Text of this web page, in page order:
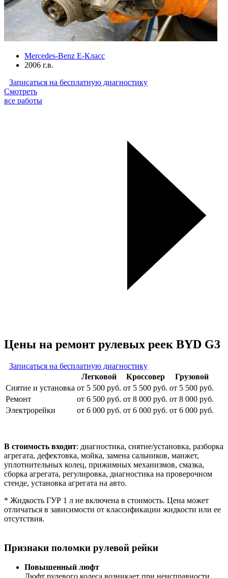
Mercedes-Benz E-Класс
2006 г.в.
Записаться на бесплатную диагностику
Смотреть
все работы
Цены на ремонт рулевых реек BYD G3
Записаться на бесплатную диагностику
Легковой
Кроссовер
Грузовой
Снятие и установка от 5 500 руб. от 5 500 руб. от 5 500 руб.
Ремонт
от 6 500 руб. от 8 000 руб. от 8 000 руб.
Электрорейки
от 6 000 руб. от 6 000 руб. от 6 000 руб.
В стоимость входит: диагностика, снятие/установка, разборка
агрегата, дефектовка, мойка, замена сальников, манжет,
уплотнительных колец, прижимных механизмов, смазка,
сборка агрегата, регулировка, диагностика на проверочном
стенде, установка агрегата на авто.
* Жидкость ГУР 1 л не включена в стоимость. Цена может
отличаться в зависимости от классификации жидкости или ее
отсутствия.
Признаки поломки рулевой рейки
Повышенный люфт